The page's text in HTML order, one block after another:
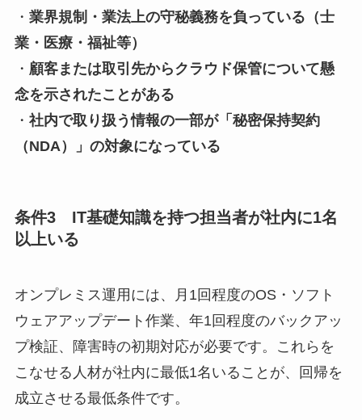
・ 業界規制・業法上の守秘義務を負っている（士
業・医療・福祉等）
・ 顧客または取引先からクラウド保管について懸
念を示されたことがある
・ 社内で取り扱う情報の一部が「秘密保持契約
（NDA）」の対象になっている
条件3 IT基礎知識を持つ担当者が社内に1名
以上いる
オンプレミス運用には、月1回程度のOS・ソフト
ウェアアップデート作業、年1回程度のバックアッ
プ検証、障害時の初期対応が必要です。これらを
こなせる人材が社内に最低1名いることが、回帰を
成立させる最低条件です。